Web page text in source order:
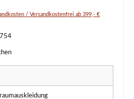
/ Versandkostenfrei ab 399,- €